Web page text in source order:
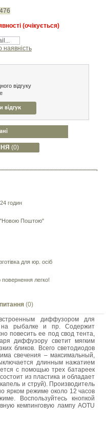
(очікується)
наявність
відгуку
відгук
(0)
годин
"Новою Поштою"
для юр. осіб
легко!
(0)
диффузором для
на рыбалке и пр. Содержит
повесить ее под свод тента,
диффузору светит мягким
бликов. Всего светодиодов
свечения – максимальный,
длинным нажатием
с помощью трех батареек
из пластика и обладает
и струй). Производитель
ярком режиме около 12 часов
Воспользуйтесь кнопкой
кемпинговую лампу AOTU